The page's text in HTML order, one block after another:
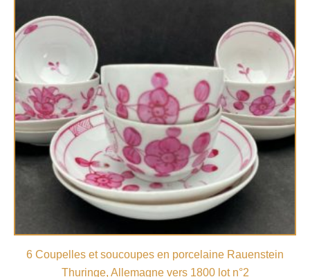
6 Coupelles et soucoupes en porcelaine Rauenstein
Thuringe, Allemagne vers 1800 lot n°2